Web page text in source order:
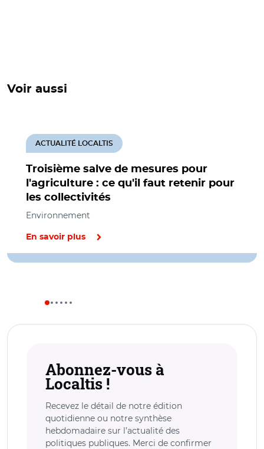
Voir aussi
Troisième salve de mesures pour
l'agriculture : ce qu'il faut retenir pour
les collectivités
ACTUALITÉ LOCALTIS
Environnement
En savoir plus
Abonnez-vous à
Localtis !
Recevez le détail de notre édition
quotidienne ou notre synthèse
hebdomadaire sur l’actualité des
politiques publiques. Merci de confirmer